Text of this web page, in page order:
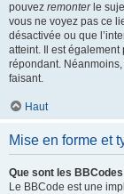
pouvez remonterle
vous ne voyez pas ce
désactivée ou que
atteint. Il est
répondant.
faisant.
Haut
Mise en forme et
Que sont les
Le BBCode est une